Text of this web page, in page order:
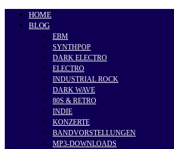
HOME
BLOG
EBM
SYNTHPOP
DARK ELECTRO
ELECTRO
INDUSTRIAL ROCK
DARK WAVE
80S & RETRO
INDIE
KONZERTE
BANDVORSTELLUNGEN
MP3-DOWNLOADS